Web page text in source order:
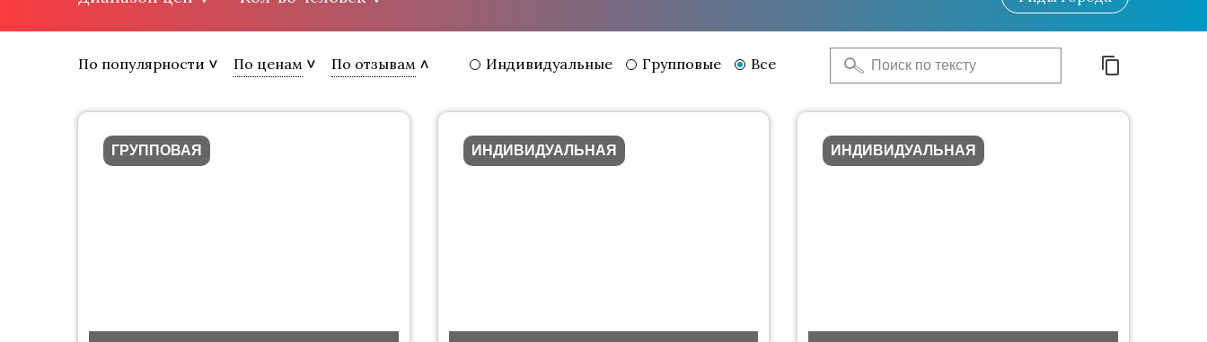
По популярности По ценам По отзывам Индивидуальные Групповые Все
ГРУППОВАЯ ИНДИВИДУАЛЬНАЯ ИНДИВИДУАЛЬНАЯ